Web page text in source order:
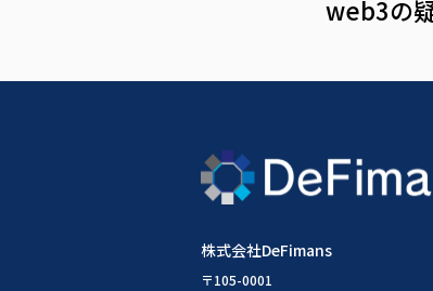
web3の
株式会社DeFimans
〒105-0001